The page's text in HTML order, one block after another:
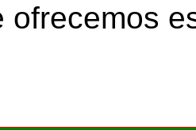
ofrecemos